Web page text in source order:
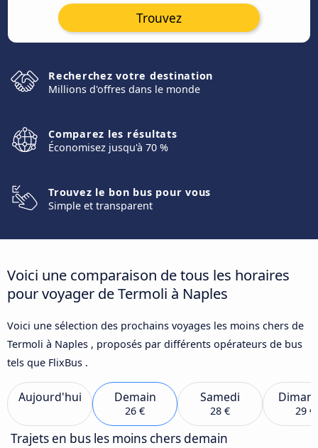
Trouvez
Recherchez votre destination
Millions d'offres dans le monde
Comparez les résultats
Économisez jusqu'à 70 %
Trouvez le bon bus pour vous
Simple et transparent
Voici une comparaison de tous les horaires
pour voyager de Termoli à Naples
Voici une sélection des prochains voyages les moins chers de
Termoli à Naples , proposés par différents opérateurs de bus
tels que FlixBus .
Aujourd'hui Demain
26 €
Samedi
28 € 29 €
Trajets en bus les moins chers demain